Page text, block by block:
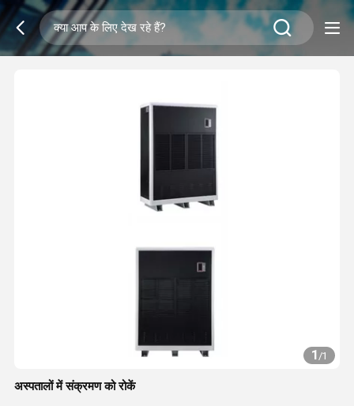
1/1
अस्पतालों में संक्रमण को रोकें